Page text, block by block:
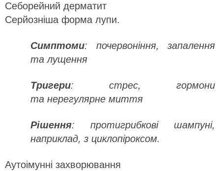
Себорейний дерматит
Серйозніша форма лупи.
Симптоми: почервоніння, запалення
та лущення
Тригери: стрес, гормони
та нерегулярне миття
Рішення: протигрибкові шампуні,
наприклад, з циклопіроксом.
Аутоімунні захворювання